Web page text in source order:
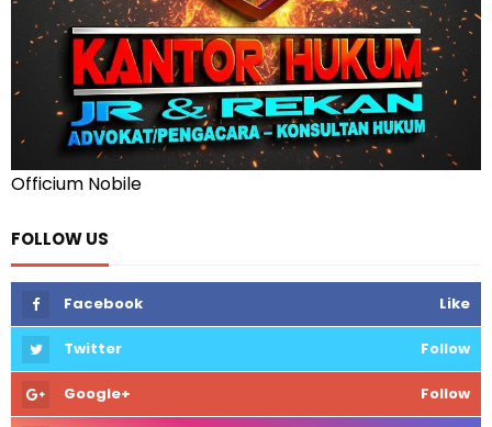
Officium Nobile
FOLLOW US
Facebook Like
Twitter Follow
Google+ Follow